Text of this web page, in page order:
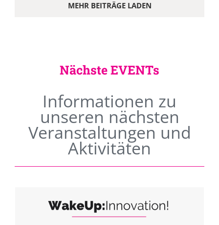
MEHR BEITRÄGE LADEN
Nächste EVENTs
Informationen zu
unseren nächsten
Veranstaltungen und
Aktivitäten